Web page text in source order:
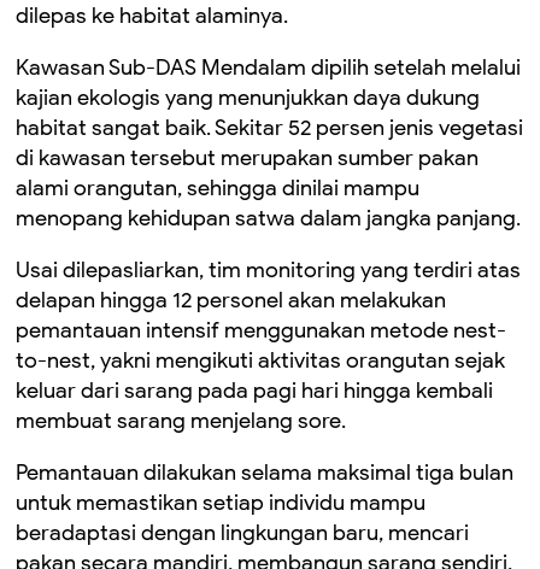
dilepas ke habitat alaminya.
Kawasan Sub-DAS Mendalam dipilih setelah melalui
kajian ekologis yang menunjukkan daya dukung
habitat sangat baik. Sekitar 52 persen jenis vegetasi
di kawasan tersebut merupakan sumber pakan
alami orangutan, sehingga dinilai mampu
menopang kehidupan satwa dalam jangka panjang.
Usai dilepasliarkan, tim monitoring yang terdiri atas
delapan hingga 12 personel akan melakukan
pemantauan intensif menggunakan metode nest-
to-nest, yakni mengikuti aktivitas orangutan sejak
keluar dari sarang pada pagi hari hingga kembali
membuat sarang menjelang sore.
Pemantauan dilakukan selama maksimal tiga bulan
untuk memastikan setiap individu mampu
beradaptasi dengan lingkungan baru, mencari
pakan secara mandiri, membangun sarang sendiri,